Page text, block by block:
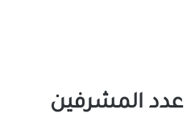
عدد المشرفين